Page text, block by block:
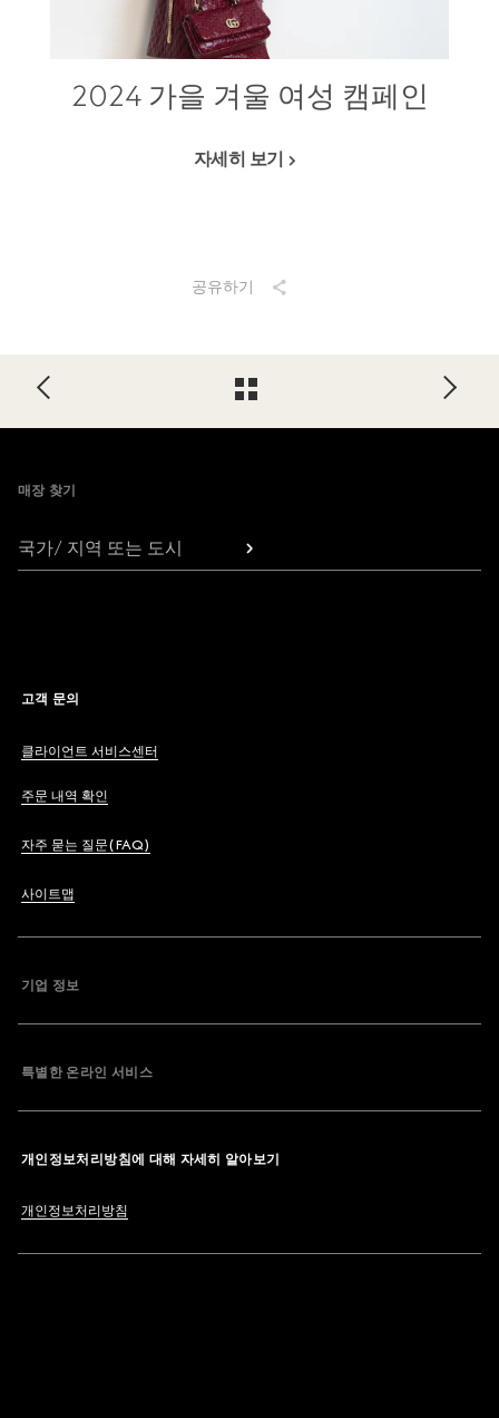
2024 가을 겨울 여성 캠페인
자세히 보기
공유하기
매장 찾기
국가/ 지역 또는 도시
고객 문의
클라이언트 서비스센터
주문 내역 확인
자주 묻는 질문(FAQ)
사이트맵
기업 정보
특별한 온라인 서비스
개인정보처리방침에 대해 자세히 알아보기
개인정보처리방침